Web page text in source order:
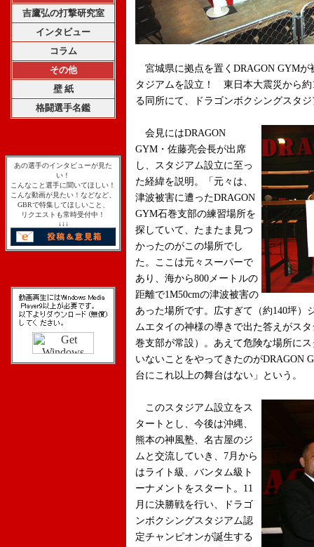
吉鷹弘の打撃研究室
インタビュー
コラム
その他
壁 紙
格闘選手名鑑
あの選手のインタビューが見た
い！
こんなこと選手に聞いてほしい！
こんな動画が見たい！などなど、
GBRで特集してほしいこと、
リクエストも常時受付中！
↓↓↓
宮城県に拠点を置くDRAGON GYMが
タジアムを設立！ 東日本大震災から約
る同所にて、ドラゴンボクシングスタ
会見にはDRAGON
GYM・佐藤亮会長が出席
し、スタジアム設立に至っ
た経緯を説明。「元々は、
津波被害に遭ったDRAGON
GYM石巻支部の練習場所を
探していて、たまたま見つ
かったのがこの場所でし
た。ここは元々スーパーで
あり、海から800メートルの
距離で1M50cmの津波被害の
あった場所です。広すぎて（約140坪）
ムエタイの神様の導きで出た答えがス
巻支部が常設）。あえて危険な場所に
いないことをやってきたのがDRAGON
台にこれ以上の舞台はない」という。
このスタジアム設立をス
タートとし、今後は沖縄、
熊本の神風塾、名古屋のジ
ムと交流していき、7月から
はライト級、バンタム級ト
ーナメントをスタート。11
月に決勝戦を行い、ドラゴ
ンボクシングスタジアム認
定チャンピオンが誕生する